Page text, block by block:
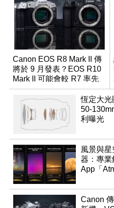
Canon EOS R8 Mark II 傳
將於 9 月發表？EOS R10
Mark II 可能會較 R7 率先
推出
恆定大光
50-
利曝光
風景與
器：專
App「
Canon